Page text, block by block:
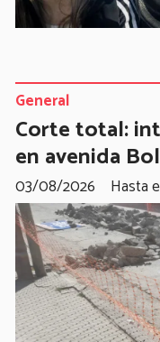
Corte total:
en avenida
Hasta
General
03/08/2026